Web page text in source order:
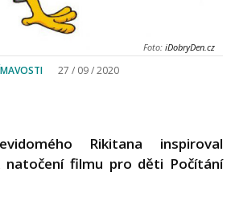
Foto: iDobryDen.cz
27 / 09 / 2020
Rikitana inspiroval
filmu pro děti Počítání